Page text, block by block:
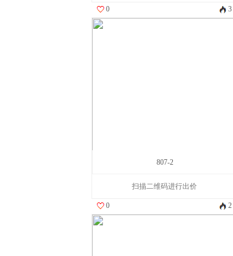
0 3
807-2
扫描二维码进行出价
0 2